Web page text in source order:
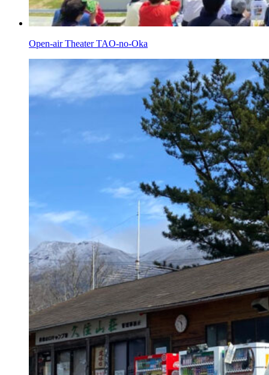
Open-air Theater TAO-no-Oka